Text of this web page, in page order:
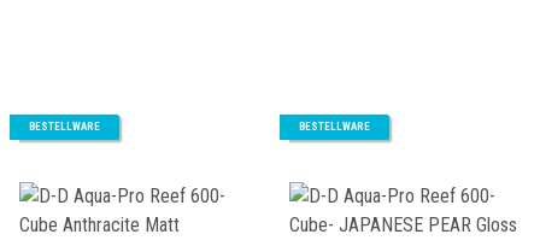
BESTELLWARE BESTELLWARE